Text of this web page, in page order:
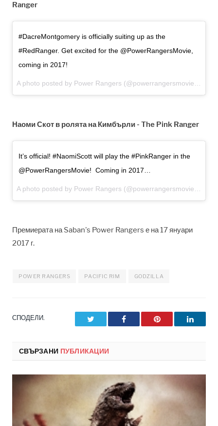
Ranger
#DacreMontgomery is officially suiting up as the
#RedRanger. Get excited for the @PowerRangersMovie,
coming in 2017!
A photo posted by Power Rangers (@powerrangersmovie) on Oct 20, 2015 at 3:46pm PDT
Наоми Скот в ролята на Кимбърли - The Pink Ranger
It’s official! #NaomiScott will play the #PinkRanger in the
@PowerRangersMovie! Coming in 2017…
A photo posted by Power Rangers (@powerrangersmovie) on Oct 7, 2015 at 1:04pm PDT
Премиерата на Saban's Power Rangers е на 17 януари
2017 г.
POWER RANGERS PACIFIC RIM GODZILLA
СПОДЕЛИ. Facebook Pinterest
СВЪРЗАНИ ПУБЛИКАЦИИ